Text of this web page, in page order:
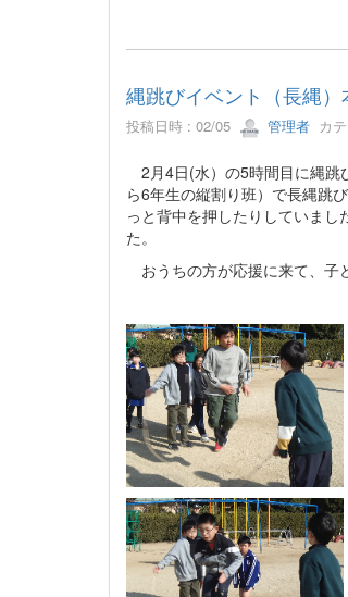
縄跳びイベント（長縄）
投稿日時 : 02/05 管理者カテ
2月4日(水）の5時間目に縄跳
ら6年生の縦割り班）で長縄跳
っと背中を押したりしていま
た。
おうちの方が応援に来て、子